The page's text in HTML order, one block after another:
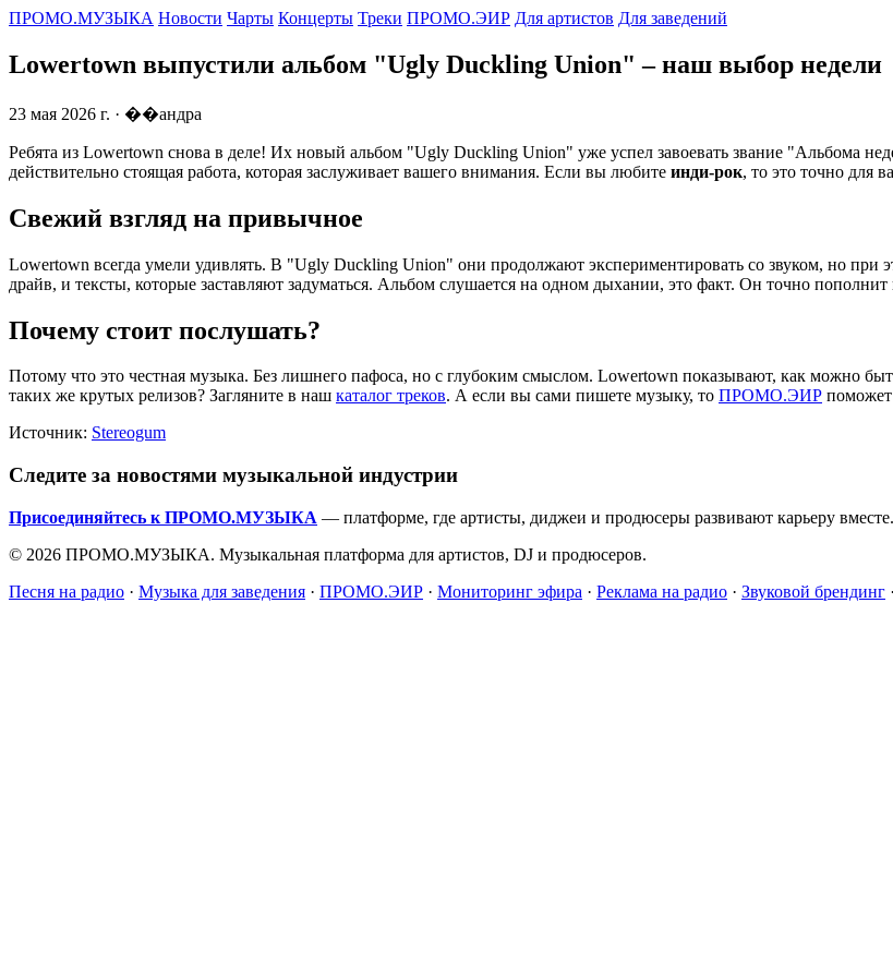
ПРОМО.МУЗЫКА Новости Чарты Концерты Треки ПРОМО.ЭИР Для артистов Для заведений
Lowertown выпустили альбом "Ugly Duckling Union" – наш выбор недели
23 мая 2026 г. · ��андра
Ребята из Lowertown снова в деле! Их новый альбом "Ugly Duckling Union" уже успел завоевать звание "Альбома
действительно стоящая работа, которая заслуживает вашего внимания. Если вы любите инди-рок, то это точно для
Свежий взгляд на привычное
Lowertown всегда умели удивлять. В "Ugly Duckling Union" они продолжают экспериментировать со звуком, но при
драйв, и тексты, которые заставляют задуматься. Альбом слушается на одном дыхании, это факт. Он точно
Почему стоит послушать?
Потому что это честная музыка. Без лишнего пафоса, но с глубоким смыслом. Lowertown показывают, как можно
таких же крутых релизов? Загляните в наш каталог треков. А если вы сами пишете музыку, то ПРОМО.ЭИР
Источник: Stereogum
Следите за новостями музыкальной индустрии
Присоединяйтесь к ПРОМО.МУЗЫКА — платформе, где артисты, диджеи и продюсеры развивают карьеру вместе.
© 2026 ПРОМО.МУЗЫКА. Музыкальная платформа для артистов, DJ и продюсеров.
Песня на радио · Музыка для заведения · ПРОМО.ЭИР · Мониторинг эфира · Реклама на радио · Звуковой брендинг ·